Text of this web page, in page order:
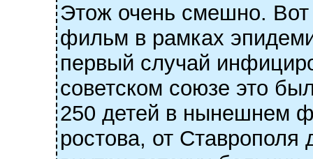
Этож очень смешно.
фильм в рамках
первый случай
советском союзе это
250 детей в нынешнем
ростова, от